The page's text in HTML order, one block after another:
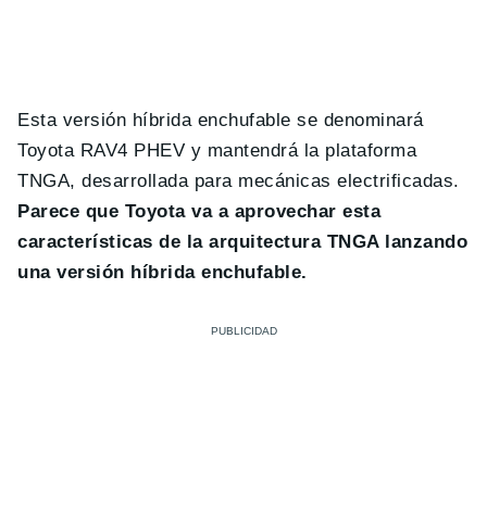
Esta versión híbrida enchufable se denominará
Toyota RAV4 PHEV y mantendrá la plataforma
TNGA, desarrollada para mecánicas electrificadas.
Parece que Toyota va a aprovechar esta
características de la arquitectura TNGA lanzando
una versión híbrida enchufable.